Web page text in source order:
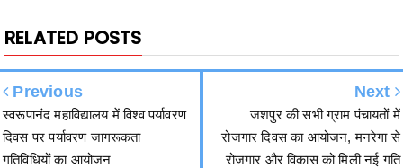
Previous
दिवस पर पर्यावरण जागरूकता
गतिविधियों का आयोजन
रोजगार दिवस का आयोजन, मनरेगा से
रोजगार और विकास को मिली नई गति